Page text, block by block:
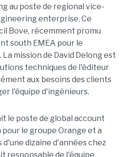
au poste de regional vice-
enterprise. Ce
Bove, récemment promu
south EMEA pour le
mission de David Delong est
techniques de l'éditeur
aux besoins des clients
l'équipe d'ingénieurs.
le poste de global account
le groupe Orange et a
dizaine d'années chez
responsable de l'équipe